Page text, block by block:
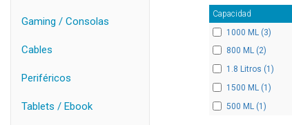
Gaming / Consolas
Cables
Periféricos
Tablets / Ebook
Capacidad
1000 ML (3)
800 ML (2)
1.8 Litros (1)
1500 ML (1)
500 ML (1)